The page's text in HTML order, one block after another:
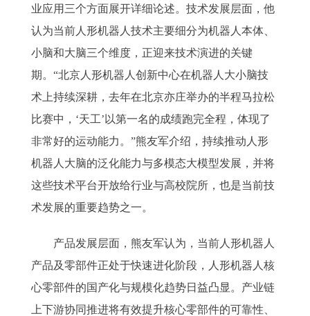
业应用三个方面展开详细论述。技术发展层面，他
认为当前人形机器人技术主要细分为机器人本体、
小脑和大脑三个维度，正迎来技术演进的关键
期。“北京人形机器人创新中心在机器人大小脑技
术上持续深耕，去年在北京亦庄举办的半程马拉松
比赛中，‘天工’以第一名的成绩跑完全程，体现了
非常好的运动能力。”熊友军介绍，持续推动人形
机器人大脑的泛化能力与多模态大模型发展，并将
这些技术平台开放给行业与高校院所，也是当前技
术发展的重要趋势之一。
产品发展层面，熊友军认为，当前人形机器人
产品及零部件正处于快速进化阶段，人形机器人核
心零部件的国产化与规模化趋势日益凸显。产业链
上下游协同推进将有效提升核心零部件的可靠性、